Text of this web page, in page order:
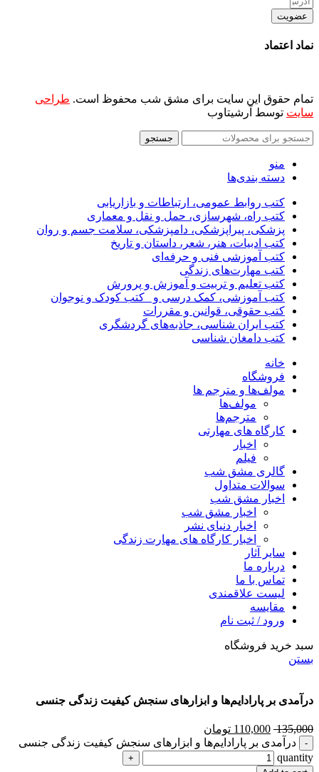
عضویت
نماد اعتماد
تمام حقوق این سایت برای مشق شب محفوظ است. طراحی
سایت توسط آرشیتاوب
جستجو
منو
دسته بندی‌ها
کتب روابط عمومی، ارتباطات و بازاریابی
کتب راه، شهرسازی، حمل و نقل و معماری
پزشکی، پیراپزشکی، دامپزشکی، سلامت جسم و روان
کتب ادبیات، هنر، شعر، داستان و تاریخ
کتب آموزشی فنی و حرفه‌ای
کتب مهارت‌های زندگی
کتب تعلیم و تربیت و آموزش و پرورش
کتب آموزشی، کمک درسی و _کتب کودک و نوجوان
کتب حقوقی، قوانین و مقررات
کتب ایران شناسی، جاذبه‌های گردشگری
کتب دامغان شناسی
خانه
فروشگاه
مولف‌ها و مترجم ها
مولف‌ها
مترجم‌ها
کارگاه های مهارتی
اخبار
فیلم
گالری مشق شب
سوالات متداول
اخبار مشق شب
اخبار مشق شب
اخبار دنیای نشر
اخبار کارگاه های مهارت زندگی
سایر آثار
درباره ما
تماس با ما
لیست علاقمندی
مقایسه
ورود / ثبت نام
سبد خرید فروشگاه
بستن
درآمدی بر پارادايم‌ها و ابزارهای سنجش كيفيت زندگی جنسی
135,000
110,000 تومان
درآمدی بر پارادايم‌ها و ابزارهای سنجش كيفيت زندگی جنسی
quantity